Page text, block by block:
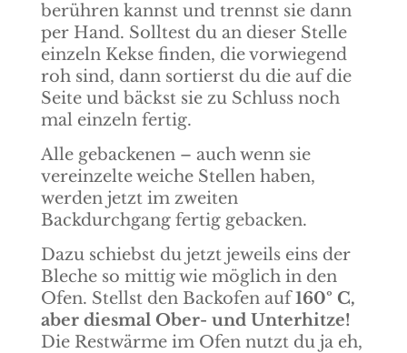
berühren kannst und trennst sie dann
per Hand. Solltest du an dieser Stelle
einzeln Kekse finden, die vorwiegend
roh sind, dann sortierst du die auf die
Seite und bäckst sie zu Schluss noch
mal einzeln fertig.
Alle gebackenen – auch wenn sie
vereinzelte weiche Stellen haben,
werden jetzt im zweiten
Backdurchgang fertig gebacken.
Dazu schiebst du jetzt jeweils eins der
Bleche so mittig wie möglich in den
Ofen. Stellst den Backofen auf160º C,
aber diesmal Ober- und Unterhitze!
Die Restwärme im Ofen nutzt du ja eh,